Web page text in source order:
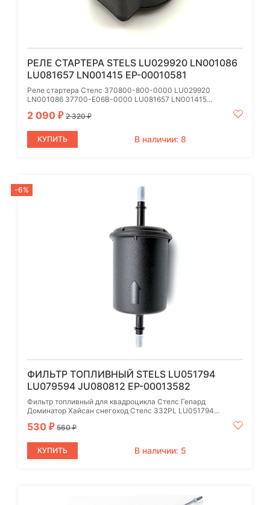
РЕЛЕ СТАРТЕРА STELS LU029920 LN001086
LU081657 LN001415 EP-00010581
Реле стартера Стелс 370800-800-0000 LU029920
LN001086 37700-E06B-0000 LU081657 LN001415...
2 090 ₽ 2 320₽
КУПИТЬ В наличии: 8
-6%
ФИЛЬТР ТОПЛИВНЫЙ STELS LU051794
LU079594 JU080812 EP-00013582
Фильтр топливный для квадроцикла Стелс Гепард
Доминатор Хайсан снегоход Стелс 332PL LU051794...
530 ₽ 560₽
КУПИТЬ В наличии: 5